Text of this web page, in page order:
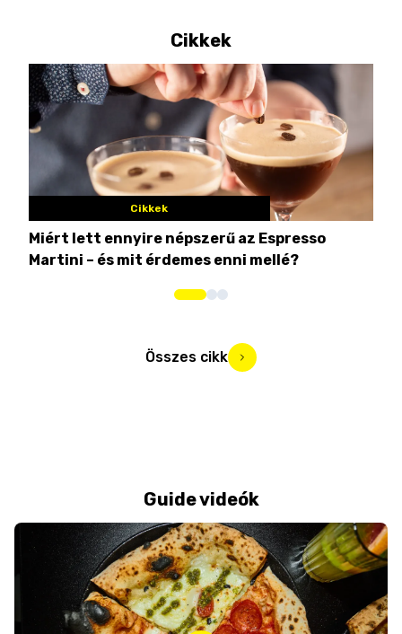
Cikkek
Cikkek
Miért lett ennyire népszerű az Espresso
Martini – és mit érdemes enni mellé?
Összes cikk
Guide videók